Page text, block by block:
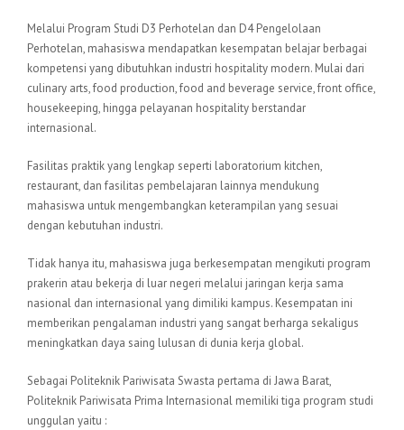
Melalui Program Studi D3 Perhotelan dan D4 Pengelolaan
Perhotelan, mahasiswa mendapatkan kesempatan belajar berbagai
kompetensi yang dibutuhkan industri hospitality modern. Mulai dari
culinary arts, food production, food and beverage service, front office,
housekeeping, hingga pelayanan hospitality berstandar
internasional.
Fasilitas praktik yang lengkap seperti laboratorium kitchen,
restaurant, dan fasilitas pembelajaran lainnya mendukung
mahasiswa untuk mengembangkan keterampilan yang sesuai
dengan kebutuhan industri.
Tidak hanya itu, mahasiswa juga berkesempatan mengikuti program
prakerin atau bekerja di luar negeri melalui jaringan kerja sama
nasional dan internasional yang dimiliki kampus. Kesempatan ini
memberikan pengalaman industri yang sangat berharga sekaligus
meningkatkan daya saing lulusan di dunia kerja global.
Sebagai Politeknik Pariwisata Swasta pertama di Jawa Barat,
Politeknik Pariwisata Prima Internasional memiliki tiga program studi
unggulan yaitu :